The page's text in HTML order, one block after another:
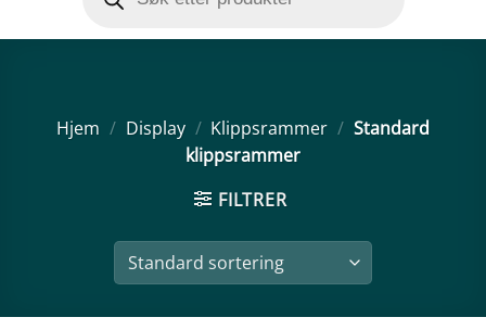
Hjem / Display / Klippsrammer / Standard
klippsrammer
FILTRER